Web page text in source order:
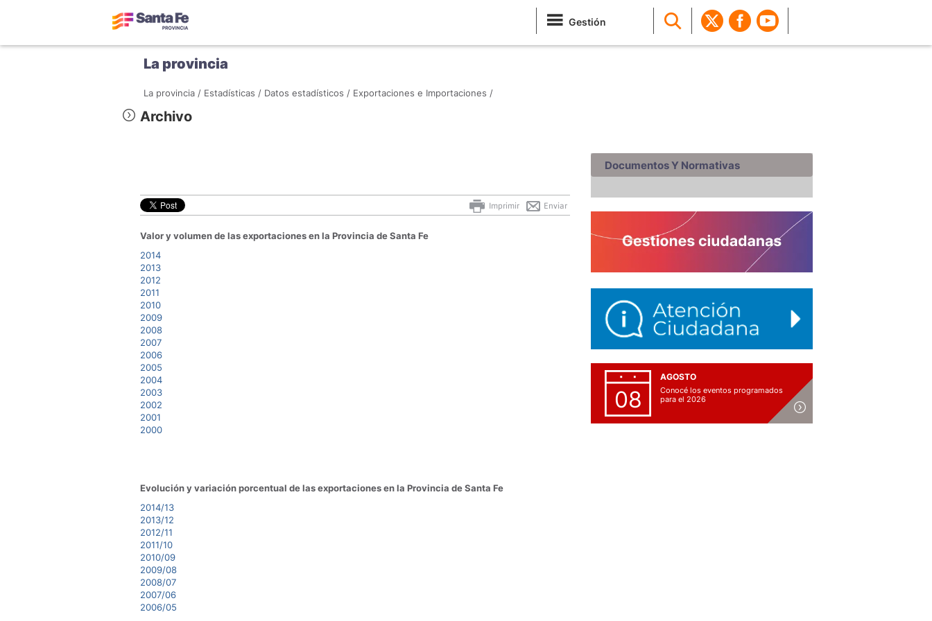
Gestión
La provincia
La provincia / Estadísticas / Datos estadísticos / Exportaciones e Importaciones /
Archivo
Enviar
Imprimir
Valor y volumen de las exportaciones en la Provincia de Santa Fe
2014
2013
2012
2011
2010
2009
2008
2007
2006
2005
2004
2003
2002
2001
2000
Evolución y variación porcentual de las exportaciones en la Provincia de Santa Fe
2014/13
2013/12
2012/11
2011/10
2010/09
2009/08
2008/07
2007/06
2006/05
Documentos Y Normativas
08
AGOSTO
Conocé los eventos programados
para el 2026